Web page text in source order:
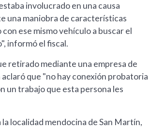
involucrado en una causa
una maniobra de características
ese mismo vehículo a buscar el
informó el fiscal.
retirado mediante una empresa de
que "no hay conexión probatoria
un trabajo que esta persona les
localidad mendocina de San Martín,